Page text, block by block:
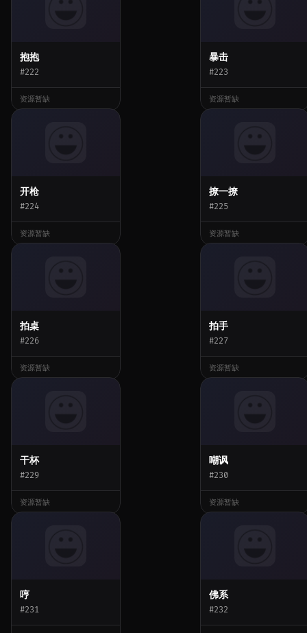
抱抱
#222
资源暂缺
暴击
#223
资源暂缺
开枪
#224
资源暂缺
撩一撩
#225
资源暂缺
拍桌
#226
资源暂缺
拍手
#227
资源暂缺
干杯
#229
资源暂缺
嘲讽
#230
资源暂缺
哼
#231
佛系
#232